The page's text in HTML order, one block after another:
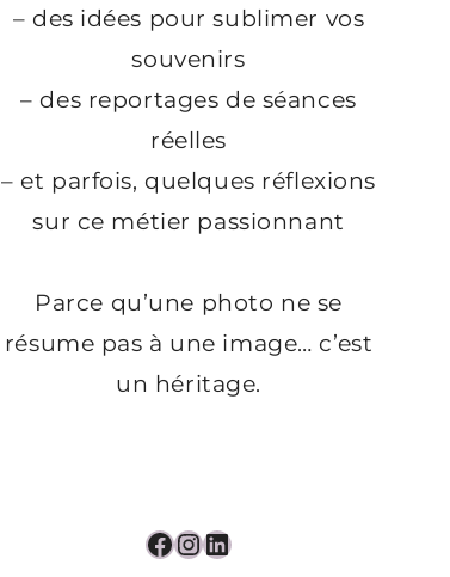
– des idées pour sublimer vos
souvenirs
– des reportages de séances
réelles
– et parfois, quelques réflexions
sur ce métier passionnant
Parce qu’une photo ne se
résume pas à une image… c’est
un héritage.
Facebook
Instagram
LinkedIn